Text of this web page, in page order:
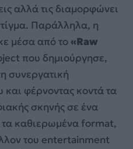
αλλά τις διαμορφώνει
Παράλληλα, η
μέσα από το«Raw
που δημιούργησε,
συνεργατική
και φέρνοντας κοντά τα
σκηνής σε ένα
καθιερωμένα format,
του entertainment